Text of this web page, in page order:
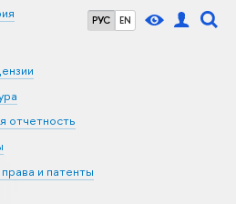
РУС EN
отчетность
и патенты